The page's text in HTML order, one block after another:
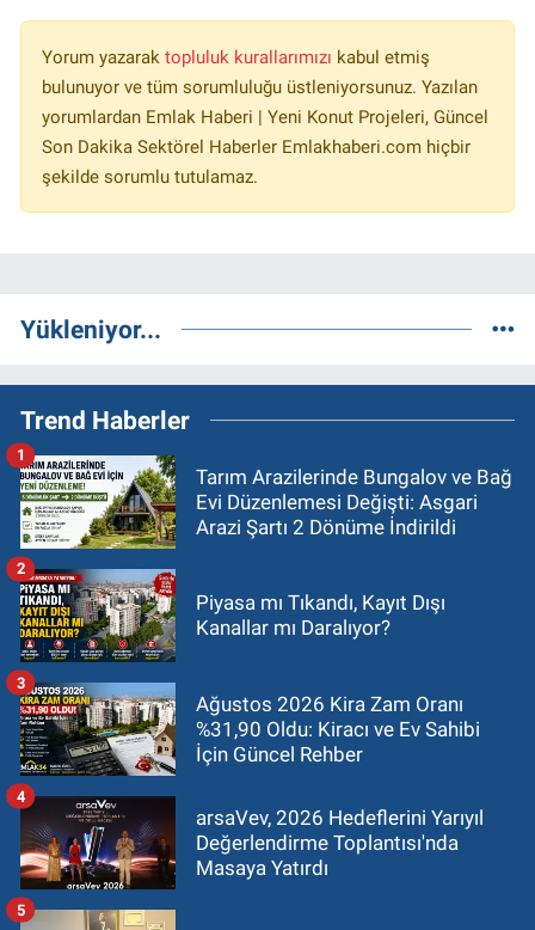
Yorum yazarak topluluk kurallarımızı kabul etmiş
bulunuyor ve tüm sorumluluğu üstleniyorsunuz. Yazılan
yorumlardan Emlak Haberi | Yeni Konut Projeleri, Güncel
Son Dakika Sektörel Haberler Emlakhaberi.com hiçbir
şekilde sorumlu tutulamaz.
Yükleniyor...
Trend Haberler
Tarım Arazilerinde Bungalov ve Bağ
Evi Düzenlemesi Değişti: Asgari
Arazi Şartı 2 Dönüme İndirildi
1
Piyasa mı Tıkandı, Kayıt Dışı
Kanallar mı Daralıyor?
2
Ağustos 2026 Kira Zam Oranı
%31,90 Oldu: Kiracı ve Ev Sahibi
İçin Güncel Rehber
3
arsaVev, 2026 Hedeflerini Yarıyıl
Değerlendirme Toplantısı'nda
Masaya Yatırdı
4
5